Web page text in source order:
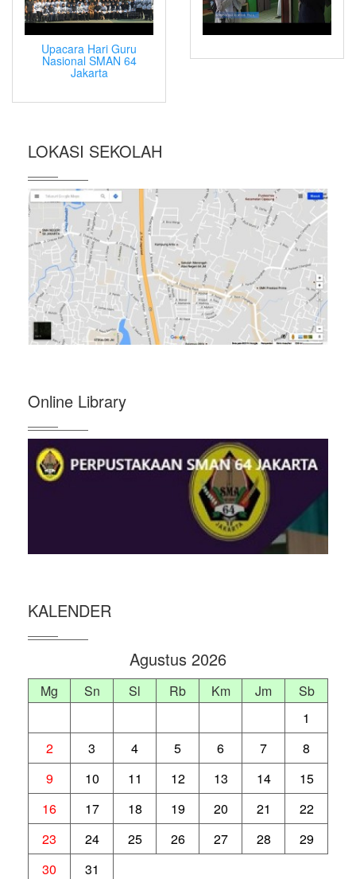
Upacara Hari Guru
Nasional SMAN 64
Jakarta
LOKASI SEKOLAH
Online Library
KALENDER
Agustus 2026
Mg Sn Sl Rb Km Jm
Sb
1
2
3 4 5 6 7
8
9
10 11 12 13 14
15
16
17 18 19 20 21
22
23
24 25 26 27 28
29
30
31